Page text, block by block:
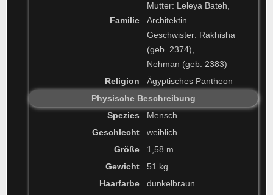
Familie
Mutter: Leleya Bateh,
Architektin
Geschwister: Rakhisha
(geb. 2374),
Nehman (geb. 2383)
Religion
Ägyptisches Pantheon
Physische Beschreibung
Spezies
Mensch
Geschlecht
weiblich
Größe
1,58 m
Gewicht
51 kg
Haarfarbe
dunkelbraun